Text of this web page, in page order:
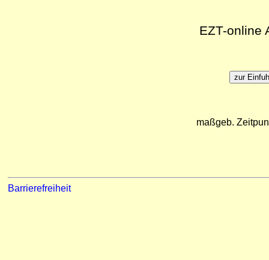
EZT-online
maßgeb.
Barrierefreiheit